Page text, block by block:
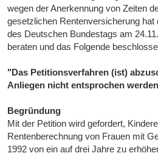
wegen der Anerkennung von Zeiten
gesetzlichen Rentenversicherung
des Deutschen Bundestags am
beraten und das Folgende
"Das Petitionsverfahren (ist)
Anliegen nicht entsprochen
Begründung
Mit der Petition wird gefordert,
Rentenberechnung von Frauen mit
1992 von ein auf drei Jahre zu